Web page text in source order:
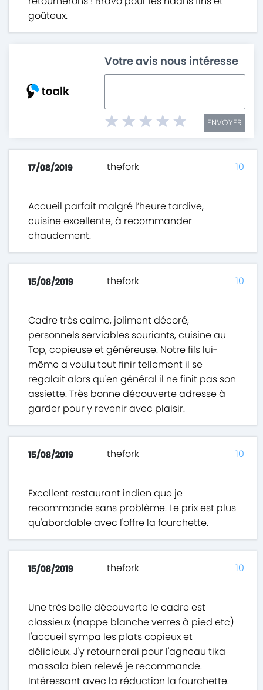
goûteux.
Votre avis nous intéresse
ENVOYER
17/08/2019 thefork
Accueil parfait malgré l’heure tardive,
cuisine excellente, à recommander
chaudement.
10
15/08/2019 thefork
Cadre très calme, joliment décoré,
personnels serviables souriants, cuisine au
Top, copieuse et généreuse. Notre fils lui-
même a voulu tout finir tellement il se
regalait alors qu'en général il ne finit pas son
assiette. Très bonne découverte adresse à
garder pour y revenir avec plaisir.
10
15/08/2019 thefork
Excellent restaurant indien que je
recommande sans problème. Le prix est plus
qu'abordable avec l'offre la fourchette.
10
15/08/2019 thefork
Une très belle découverte le cadre est
classieux (nappe blanche verres à pied etc)
l'accueil sympa les plats copieux et
délicieux. J'y retournerai pour l'agneau tika
massala bien relevé je recommande.
Intéressant avec la réduction la fourchette.
10